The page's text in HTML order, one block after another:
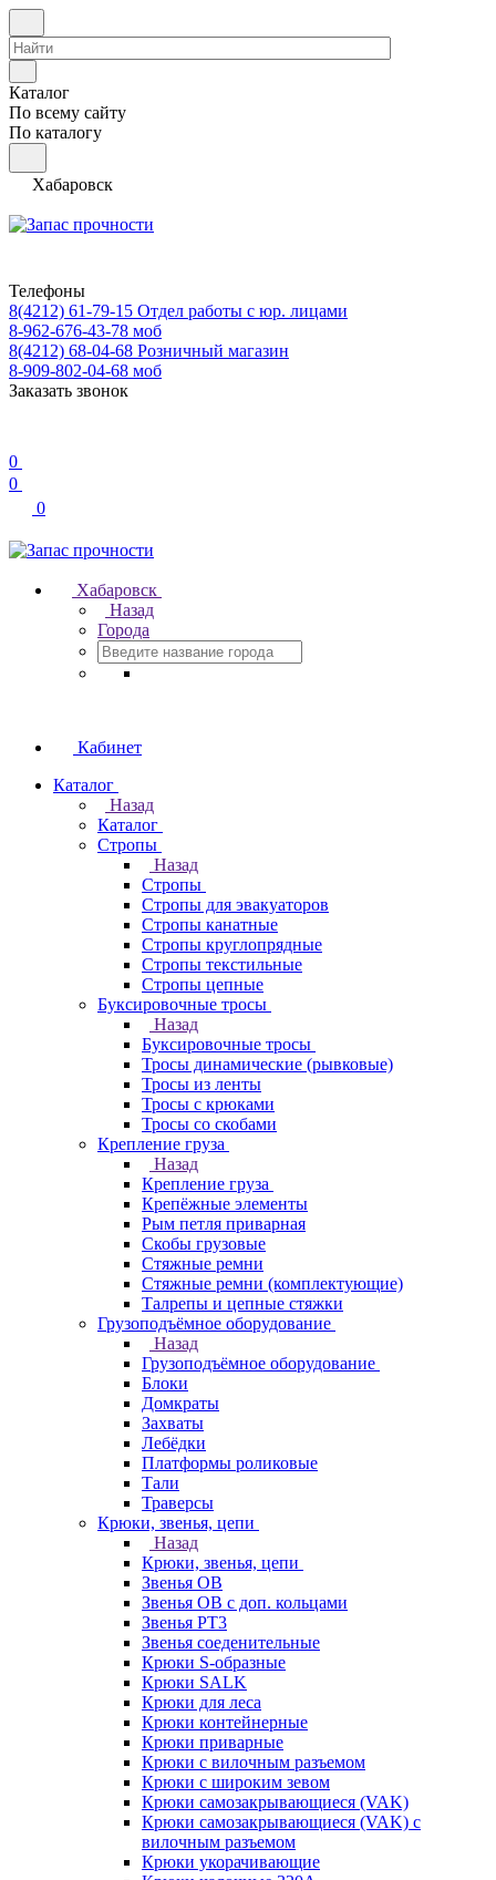
Каталог
По всему сайту
По каталогу
Хабаровск
Телефоны
8(4212) 61-79-15 Отдел работы с юр. лицами
8-962-676-43-78 моб
8(4212) 68-04-68 Розничный магазин
8-909-802-04-68 моб
Заказать звонок
0
0
0
Хабаровск
Назад
Города
Кабинет
Каталог
Назад
Каталог
Стропы
Назад
Стропы
Стропы для эвакуаторов
Стропы канатные
Стропы круглопрядные
Стропы текстильные
Стропы цепные
Буксировочные тросы
Назад
Буксировочные тросы
Тросы динамические (рывковые)
Тросы из ленты
Тросы с крюками
Тросы со скобами
Крепление груза
Назад
Крепление груза
Крепёжные элементы
Рым петля приварная
Скобы грузовые
Стяжные ремни
Стяжные ремни (комплектующие)
Талрепы и цепные стяжки
Грузоподъёмное оборудование
Назад
Грузоподъёмное оборудование
Блоки
Домкраты
Захваты
Лебёдки
Платформы роликовые
Тали
Траверсы
Крюки, звенья, цепи
Назад
Крюки, звенья, цепи
Звенья ОВ
Звенья ОВ с доп. кольцами
Звенья РТ3
Звенья соеденительные
Крюки S-образные
Крюки SALK
Крюки для леса
Крюки контейнерные
Крюки приварные
Крюки с вилочным разъемом
Крюки с широким зевом
Крюки самозакрывающиеся (VAK)
Крюки самозакрывающиеся (VAK) с
вилочным разъемом
Крюки укорачивающие